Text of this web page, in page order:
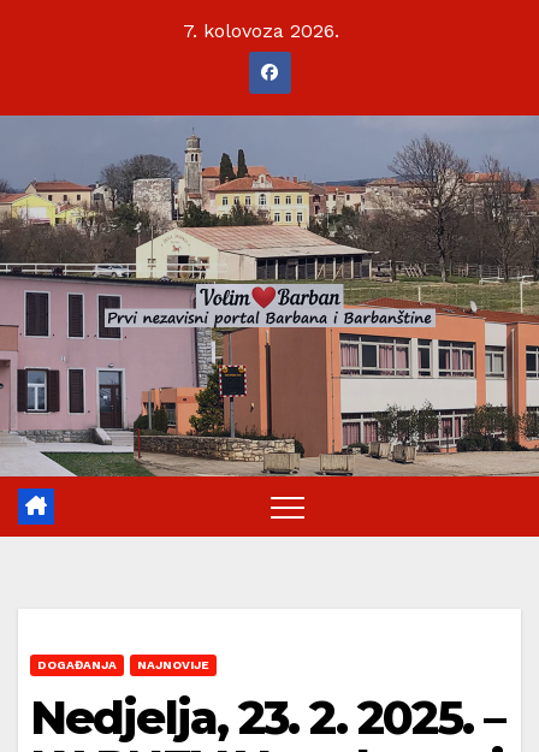
7. kolovoza 2026.
DOGAĐANJA NAJNOVIJE
Nedjelja, 23. 2. 2025. –